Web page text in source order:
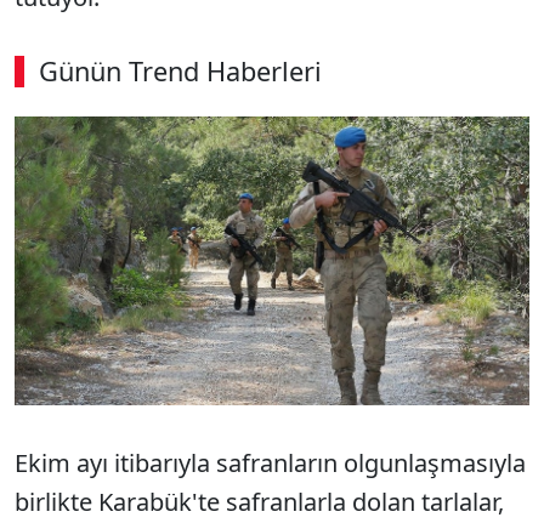
Günün Trend Haberleri
Ekim ayı itibarıyla safranların olgunlaşmasıyla
birlikte Karabük'te safranlarla dolan tarlalar,